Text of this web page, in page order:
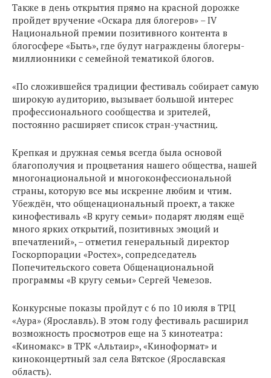
Также в день открытия прямо на красной дорожке
пройдет вручение «Оскара для блогеров» – IV
Национальной премии позитивного контента в
блогосфере «Быть», где будут награждены блогеры-
миллионники с семейной тематикой блогов.
«По сложившейся традиции фестиваль собирает самую
широкую аудиторию, вызывает большой интерес
профессионального сообщества и зрителей,
постоянно расширяет список стран-участниц.
Крепкая и дружная семья всегда была основой
благополучия и процветания нашего общества, нашей
многонациональной и многоконфессиональной
страны, которую все мы искренне любим и чтим.
Убеждён, что общенациональный проект, а также
кинофестиваль «В кругу семьи» подарят людям ещё
много ярких открытий, позитивных эмоций и
впечатлений», – отметил генеральный директор
Госкорпорации «Ростех», сопредседатель
Попечительского совета Общенациональной
программы «В кругу семьи» Сергей Чемезов.
Конкурсные показы пройдут с 6 по 10 июля в ТРЦ
«Аура» (Ярославль). В этом году фестиваль расширил
возможность просмотров еще на 3 кинотеатра:
«Киномакс» в ТРК «Альтаир», «Киноформат» и
киноконцертный зал села Вятское (Ярославская
область).